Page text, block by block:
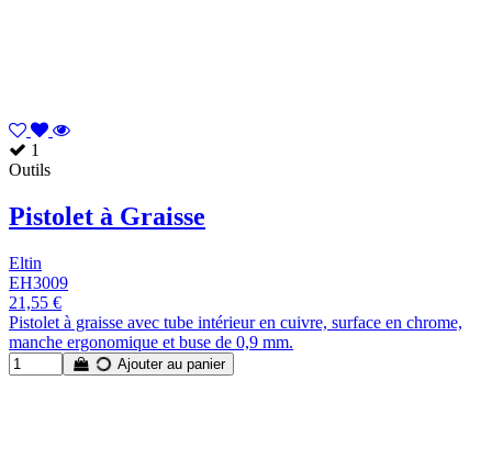
1
Outils
Pistolet à Graisse
Eltin
EH3009
21,55 €
Pistolet à graisse avec tube intérieur en cuivre, surface en chrome,
manche ergonomique et buse de 0,9 mm.
Ajouter au panier